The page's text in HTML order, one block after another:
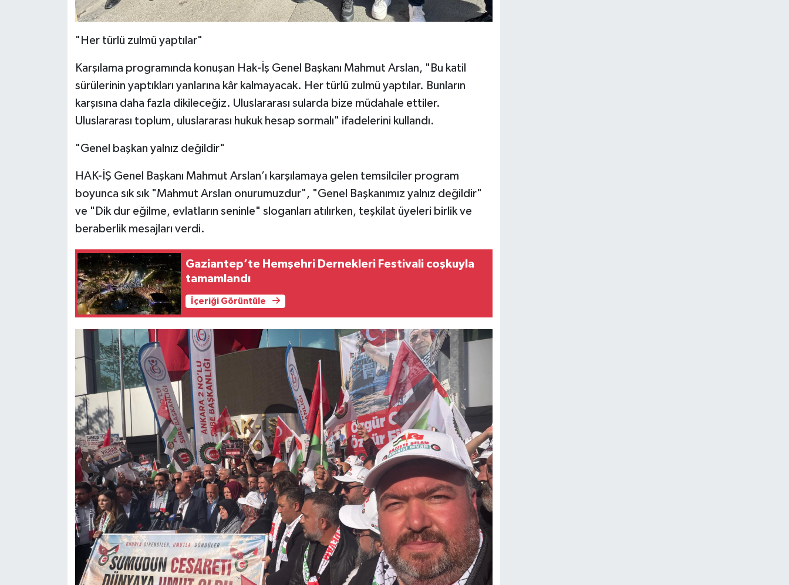
"Her türlü zulmü yaptılar"
Karşılama programında konuşan Hak-İş Genel Başkanı Mahmut Arslan, "Bu katil
sürülerinin yaptıkları yanlarına kâr kalmayacak. Her türlü zulmü yaptılar. Bunların
karşısına daha fazla dikileceğiz. Uluslararası sularda bize müdahale ettiler.
Uluslararası toplum, uluslararası hukuk hesap sormalı" ifadelerini kullandı.
"Genel başkan yalnız değildir"
HAK-İŞ Genel Başkanı Mahmut Arslan’ı karşılamaya gelen temsilciler program
boyunca sık sık "Mahmut Arslan onurumuzdur", "Genel Başkanımız yalnız değildir"
ve "Dik dur eğilme, evlatların seninle" sloganları atılırken, teşkilat üyeleri birlik ve
beraberlik mesajları verdi.
Gaziantep’te Hemşehri Dernekleri Festivali coşkuyla
tamamlandı
İçeriği Görüntüle